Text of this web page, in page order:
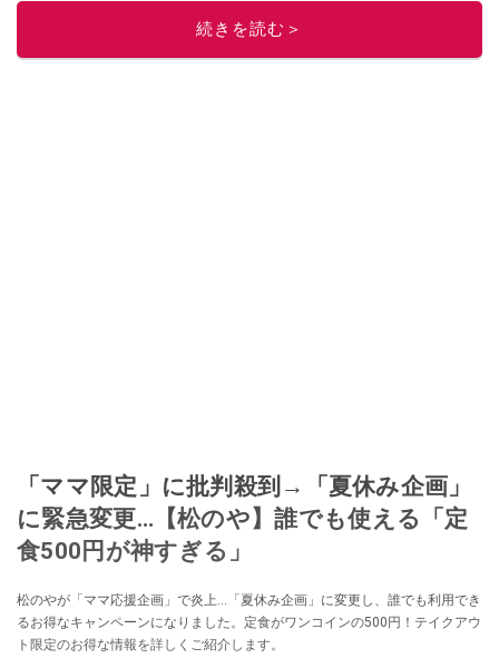
ニュースでフォロー
続きを読む＞
「ママ限定」に批判殺到→「夏休み企画」
に緊急変更…【松のや】誰でも使える「定
食500円が神すぎる」
松のやが「ママ応援企画」で炎上…「夏休み企画」に変更し、誰でも利用でき
るお得なキャンペーンになりました。定食がワンコインの500円！テイクアウ
ト限定のお得な情報を詳しくご紹介します。